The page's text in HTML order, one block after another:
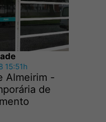
15:51h
Almeirim -
de